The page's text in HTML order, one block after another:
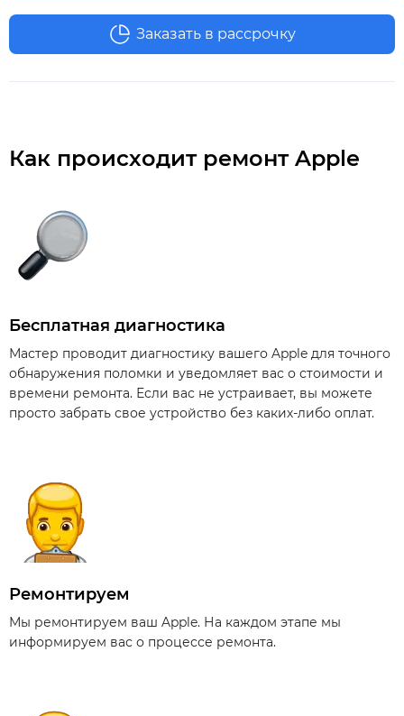
Заказать в рассрочку
Как происходит ремонт Apple
Бесплатная диагностика
Мастер проводит диагностику вашего Apple для точного
обнаружения поломки и уведомляет вас о стоимости и
времени ремонта. Если вас не устраивает, вы можете
просто забрать свое устройство без каких-либо оплат.
Ремонтируем
Мы ремонтируем ваш Apple. На каждом этапе мы
информируем вас о процессе ремонта.